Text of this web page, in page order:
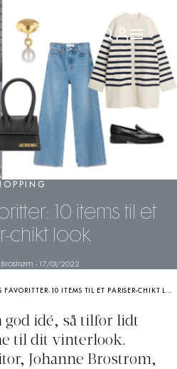
10 items til et
chikt look
- 17/01/2022
10 ITEMS TIL ET PARISER-CHIKT LOOK
god idé, så tilfør lidt
til dit vinterlook.
Johanne Brostrøm,